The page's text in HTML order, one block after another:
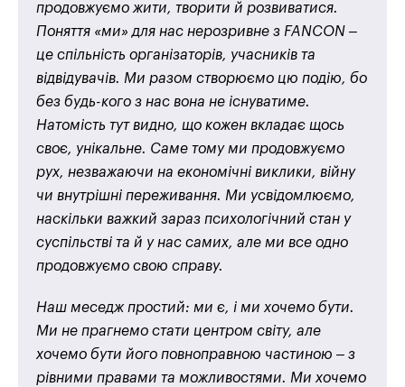
продовжуємо жити, творити й розвиватися.
Поняття «ми» для нас нерозривне з FANCON –
це спільність організаторів, учасників та
відвідувачів. Ми разом створюємо цю подію, бо
без будь-кого з нас вона не існуватиме.
Натомість тут видно, що кожен вкладає щось
своє, унікальне. Саме тому ми продовжуємо
рух, незважаючи на економічні виклики, війну
чи внутрішні переживання. Ми усвідомлюємо,
наскільки важкий зараз психологічний стан у
суспільстві та й у нас самих, але ми все одно
продовжуємо свою справу.
Наш меседж простий: ми є, і ми хочемо бути.
Ми не прагнемо стати центром світу, але
хочемо бути його повноправною частиною – з
рівними правами та можливостями. Ми хочемо